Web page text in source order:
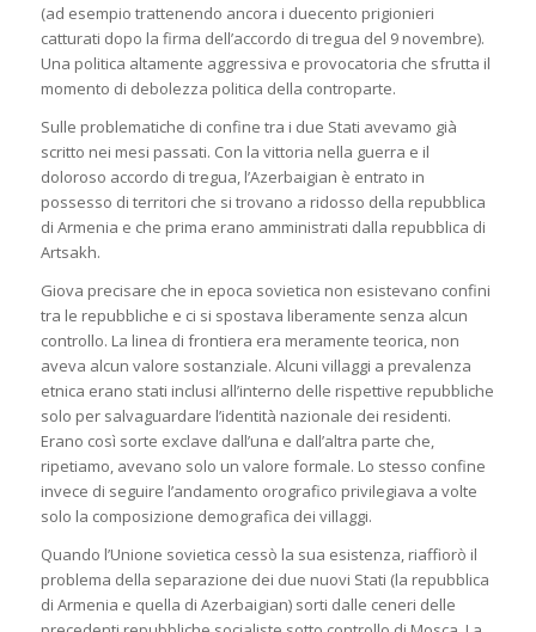
(ad esempio trattenendo ancora i duecento prigionieri
catturati dopo la firma dell’accordo di tregua del 9 novembre).
Una politica altamente aggressiva e provocatoria che sfrutta il
momento di debolezza politica della controparte.
Sulle problematiche di confine tra i due Stati avevamo già
scritto nei mesi passati. Con la vittoria nella guerra e il
doloroso accordo di tregua, l’Azerbaigian è entrato in
possesso di territori che si trovano a ridosso della repubblica
di Armenia e che prima erano amministrati dalla repubblica di
Artsakh.
Giova precisare che in epoca sovietica non esistevano confini
tra le repubbliche e ci si spostava liberamente senza alcun
controllo. La linea di frontiera era meramente teorica, non
aveva alcun valore sostanziale. Alcuni villaggi a prevalenza
etnica erano stati inclusi all’interno delle rispettive repubbliche
solo per salvaguardare l’identità nazionale dei residenti.
Erano così sorte exclave dall’una e dall’altra parte che,
ripetiamo, avevano solo un valore formale. Lo stesso confine
invece di seguire l’andamento orografico privilegiava a volte
solo la composizione demografica dei villaggi.
Quando l’Unione sovietica cessò la sua esistenza, riaffiorò il
problema della separazione dei due nuovi Stati (la repubblica
di Armenia e quella di Azerbaigian) sorti dalle ceneri delle